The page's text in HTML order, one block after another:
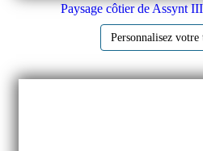
Paysage côtier de Assynt
Personnalisez